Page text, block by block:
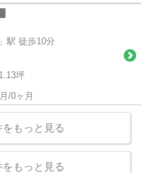
駅 徒歩10分
坪
/0ヶ月
もっと見る
もっと見る